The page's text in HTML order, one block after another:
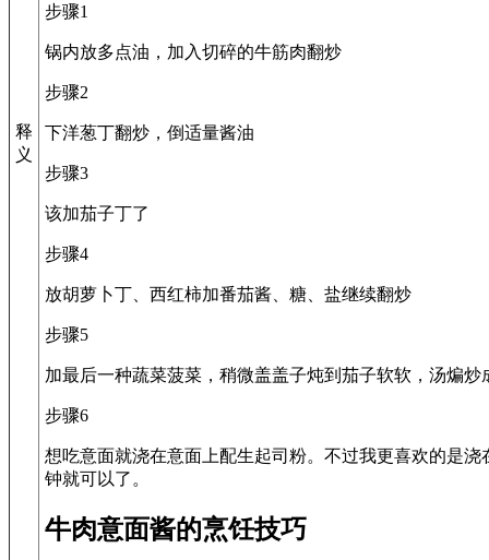
释
义
步骤1
锅内放多点油，加入切碎的牛筋肉翻炒
步骤2
下洋葱丁翻炒，倒适量酱油
步骤3
该加茄子丁了
步骤4
放胡萝卜丁、西红柿加番茄酱、糖、盐继续翻炒
步骤5
加最后一种蔬菜菠菜，稍微盖盖子炖到茄子软软，汤煸炒
步骤6
想吃意面就浇在意面上配生起司粉。不过我更喜欢的是
钟就可以了。
牛肉意面酱的烹饪技巧